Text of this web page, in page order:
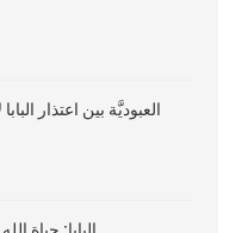
العبوديَّة بين اعتذار